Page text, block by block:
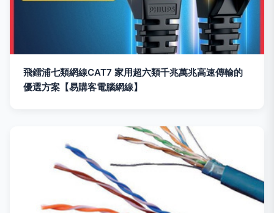
飛鐳浦七類網線CAT7 家用超六類千兆萬兆高速傳輸的
優選方案【易購客電腦網線】